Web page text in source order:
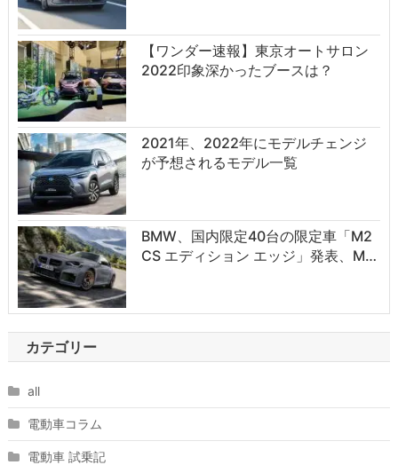
【ワンダー速報】東京オートサロン
2022印象深かったブースは？
2021年、2022年にモデルチェンジ
が予想されるモデル一覧
BMW、国内限定40台の限定車「M2
CS エディション エッジ」発表、M…
カテゴリー
all
電動車コラム
電動車 試乗記